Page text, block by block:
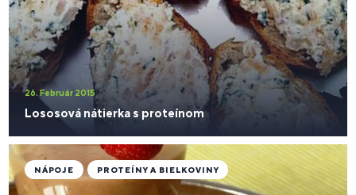
26. Február 2015
Lososová nátierka s proteínom
NÁPOJE PROTEÍNY A BIELKOVINY